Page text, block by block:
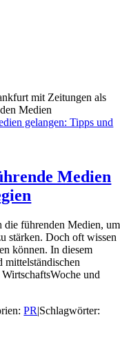
gelangen: Tipps und
Medien
die führenden Medien, um
stärken. Doch oft wissen
können. In diesem
und
PR|Schlagwörter: